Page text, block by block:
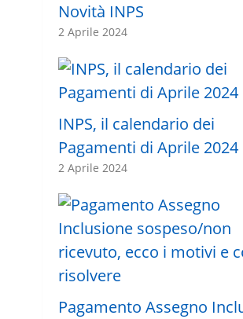
Novità INPS
2 Aprile 2024
INPS, il calendario dei
Pagamenti di Aprile 2024
2 Aprile 2024
Pagamento Assegno